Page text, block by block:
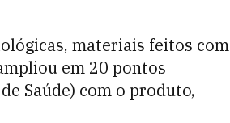
materiais feitos com
em 20 pontos
Saúde) com o produto,